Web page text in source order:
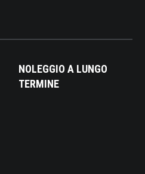
NOLEGGIO A LUNGO
TERMINE